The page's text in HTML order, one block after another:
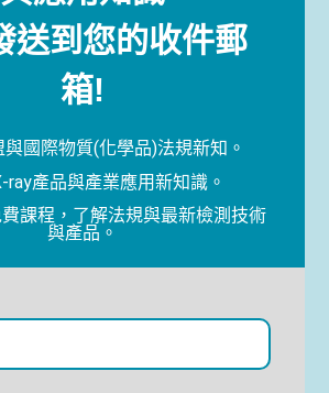
送到您的收件郵
箱!
國際物質(化學品)法規新知。
ray產品與產業應用新知識。
課程，了解法規與最新檢測技術
與產品。